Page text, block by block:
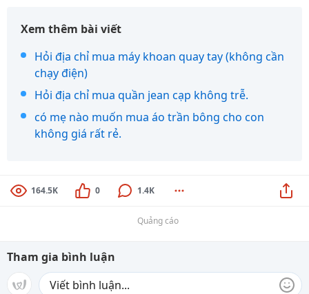
Xem thêm bài viết
Hỏi địa chỉ mua máy khoan quay tay (không cần
chạy điện)
Hỏi địa chỉ mua quần jean cạp không trễ.
có mẹ nào muốn mua áo trần bông cho con
không giá rất rẻ.
164.5K 0 1.4K
Quảng cáo
Tham gia bình luận